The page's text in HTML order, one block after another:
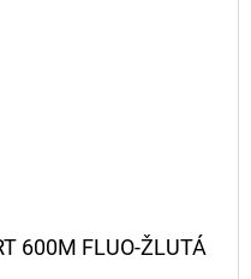
600M FLUO-ŽLUTÁ